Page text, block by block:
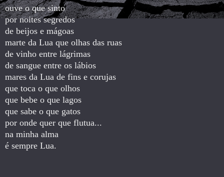
ouve o que sinto
por noites segredos
de beijos e mágoas
marte da Lua que olhas das ruas
de vinho entre lágrimas
de sangue entre os lábios
mares da Lua de fins e corujas
que toca o que olhos
que bebe o que lagos
que sabe o que gatos
por onde quer que flutua...
na minha alma
é sempre Lua.